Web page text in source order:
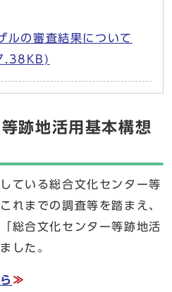
ルの審査結果について
跡地活用基本構想
ている総合文化センター等
れまでの調査等を踏まえ、
総合文化センター等跡地活
した。
≫